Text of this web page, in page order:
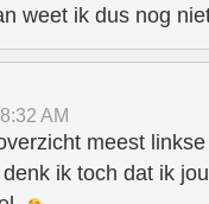
weet ik dus nog
AM
meest
ik toch dat ik